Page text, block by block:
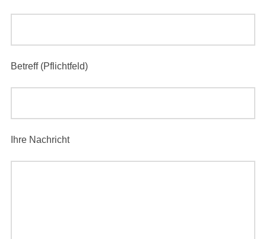
Betreff (Pflichtfeld)
Ihre Nachricht